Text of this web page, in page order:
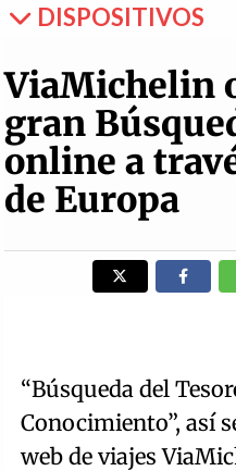
DISPOSITIVOS
ViaMichelin
gran
online a
de Europa
“Búsqueda del
Conocimiento”, así
web de viajes